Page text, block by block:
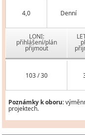
4,0 Denní
LONI:
přihlášení/plán
přijmout
103 / 30
Poznámky k oboru:
projektech.